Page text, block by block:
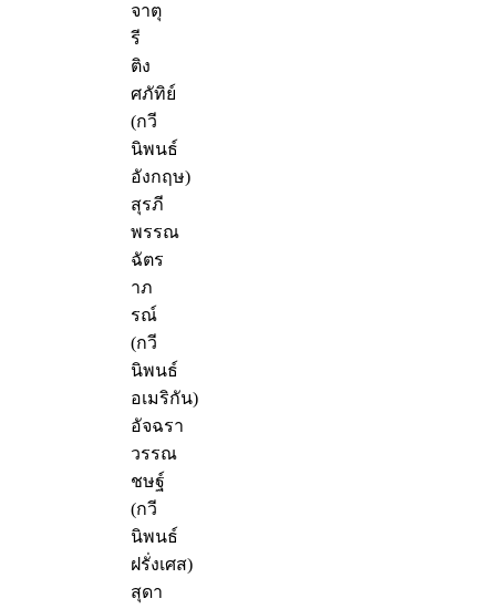
จาตุ
รี
ติง
ศภัทิย์
(กวี
นิพนธ์
อังกฤษ)
สุรภี
พรรณ
ฉัตร
าภ
รณ์
(กวี
นิพนธ์
อเมริกัน)
อัจฉรา
วรรณ
ชษฐ์
(กวี
นิพนธ์
ฝรั่งเศส)
สุดา